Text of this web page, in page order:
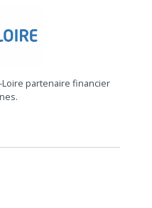
partenaire financier